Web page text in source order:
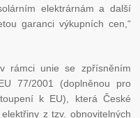
elektrárnám a další
garanci výkupních cen,“
rámci unie se zpřísněním
77/2001 (doplněnou pro
k EU), která České
z tzv. obnovitelných